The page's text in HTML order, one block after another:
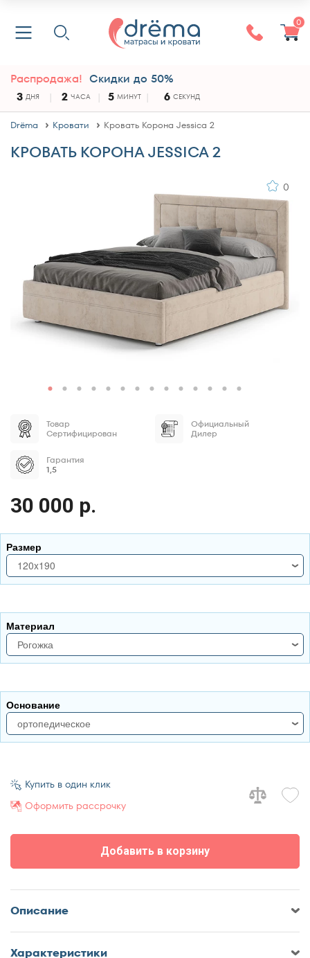
0
Распродажа! Скидки до 50%
3 ДНЯ 2 ЧАСА 5 МИНУТ 6 СЕКУНД
Drёma Кровати Кровать Корона Jessica 2
КРОВАТЬ КОРОНА JESSICA 2
0
Товар
Сертифицирован
Официальный
Дилер
Гарантия
1,5
30 000 р.
Размер
120x190
120x190
140x190
140x200
160x190
180x190
180x200
Основание
ортопедическое
ортопедическое
Материал
Рогожка
рогожка
Добавить в корзину
Купить в один клик
Оформить рассрочку
Описание
Характеристики